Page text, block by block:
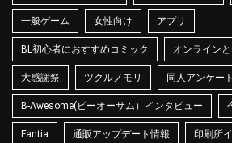
一般ゲーム 女性向け アプリ
BL初心者におすすめコミック オンライン
大感謝祭 ツクルノモリ 同人アンケート
B-Awesome(ビーオーサム）インタビュー
Fantia 通販アップデート情報 印刷所